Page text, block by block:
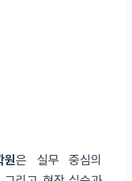
원은 실무 중심의